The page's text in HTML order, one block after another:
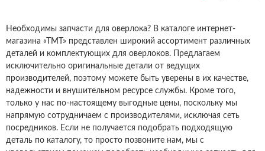
Необходимы запчасти для оверлока? В каталоге интернет-
магазина «ТМТ» представлен широкий ассортимент различных
деталей и комплектующих для оверлоков. Предлагаем
исключительно оригинальные детали от ведущих
производителей, поэтому можете быть уверены в их качестве,
надежности и внушительном ресурсе службы. Кроме того,
только у нас по-настоящему выгодные цены, поскольку мы
напрямую сотрудничаем с производителями, исключая сеть
посредников. Если не получается подобрать подходящую
деталь по каталогу, то просто позвоните нам, мы с